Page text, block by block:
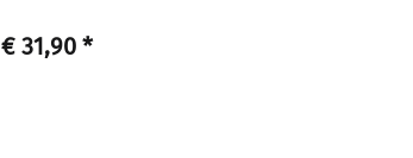
€ 31,90 *